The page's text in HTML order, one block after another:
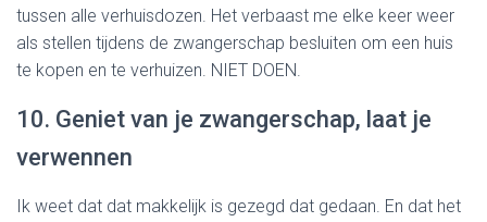
tussen alle verhuisdozen. Het verbaast me elke keer weer
als stellen tijdens de zwangerschap besluiten om een huis
te kopen en te verhuizen. NIET DOEN.
10. Geniet van je zwangerschap, laat je
verwennen
Ik weet dat dat makkelijk is gezegd dat gedaan. En dat het